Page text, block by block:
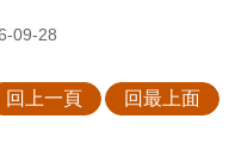
09-28
回上一頁 回最上面